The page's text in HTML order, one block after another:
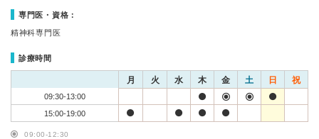
専門医・資格：
精神科専門医
診療時間
月 火 水 木 金 土 日 祝
09:30-13:00
15:00-19:00
09:00-12:30